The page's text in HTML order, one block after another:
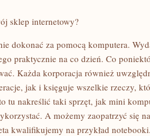
sklep internetowy?
dokonać za pomocą komputera.
praktycznie na co dzień. Co
Każda korporacja również
jak i księguje wszelkie rzeczy,
tu nakreślić taki sprzęt, jak mini
A możemy zaopatrzyć się
kwalifikujemy na przykład